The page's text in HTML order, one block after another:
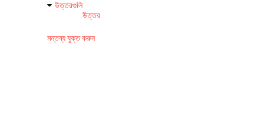
উত্তরগুলি
উত্তর
মন্তব্য যুক্ত করুন